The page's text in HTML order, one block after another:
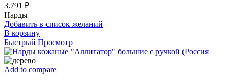
3.791 ₽
Нарды
Добавить в список желаний
В корзину
Быстрый Просмотр
Add to compare